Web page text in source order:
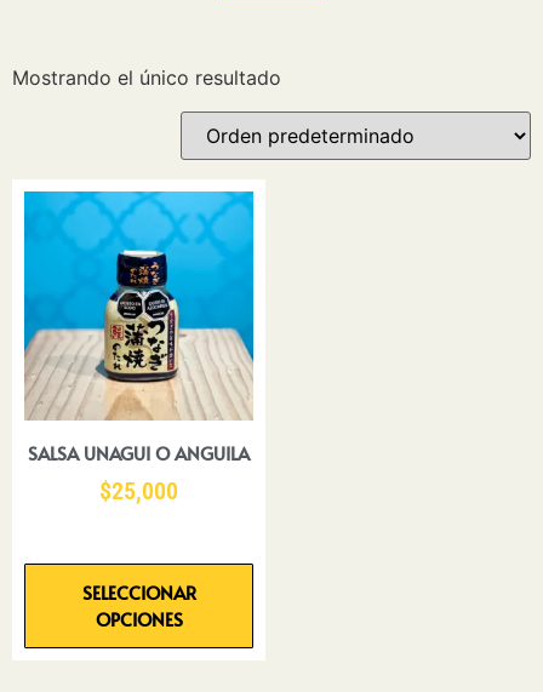
Mostrando el único resultado
SALSA UNAGUI O ANGUILA
$25,000
SELECCIONAR
OPCIONES